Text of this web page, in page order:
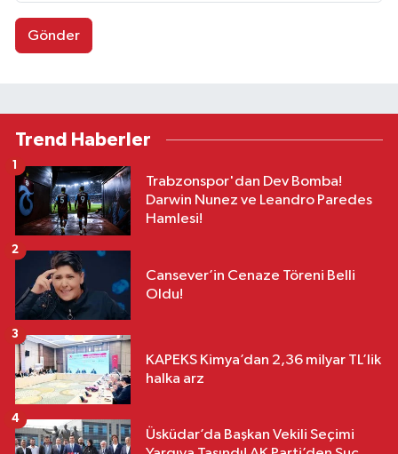
Gönder
Trend Haberler
Trabzonspor'dan Dev Bomba!
Darwin Nunez ve Leandro Paredes
Hamlesi!
1
Cansever’in Cenaze Töreni Belli
Oldu!
2
KAPEKS Kimya’dan 2,36 milyar TL’lik
halka arz
3
Üsküdar’da Başkan Vekili Seçimi
4